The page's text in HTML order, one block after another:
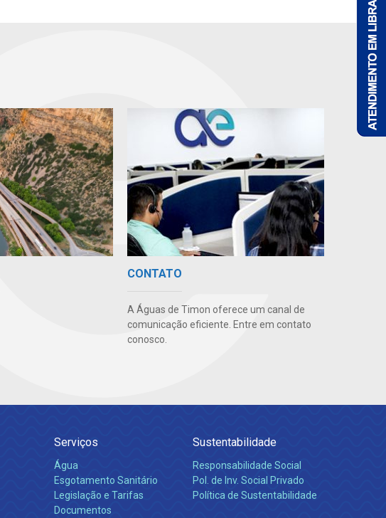
CONTATO
A Águas de Timon oferece um canal de
comunicação eficiente. Entre em contato
conosco.
Serviços
Água
Esgotamento Sanitário
Legislação e Tarifas
Documentos
Sustentabilidade
Responsabilidade Social
Pol. de Inv. Social Privado
Política de Sustentabilidade